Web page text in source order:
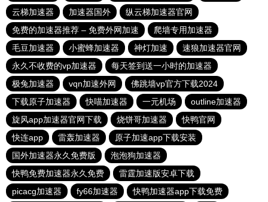
云梯加速器
加速器国外
纵云梯加速器官网
免费的加速器推荐 – 免费外网加速
爬墙专用加速器
毛豆加速器
小蜜蜂加速器 神灯加速
速狼加速器官网
永久不收费的vp加速器
每天签到送一小时的加速器
极兔加速器
vqn加速外网
佛跳墙vp官方下载2024
下载原子加速器
快喵加速器 一元机场
outline加速器
旋风app加速器官网下载
烧饼哥加速器
快鸭官网
快连app
雷轰加速器
原子加速app下载安装
国外加速器永久免费版
泡泡狗加速器
快鸭免费加速器永久免费
雷霆加速版安卓下载
picacg加速器
fy66加速器 快鸭加速器app下载免费